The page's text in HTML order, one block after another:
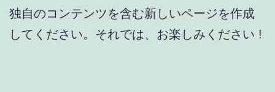
独自のコンテンツを含む新しいページを作成
してください。それでは、お楽しみください !